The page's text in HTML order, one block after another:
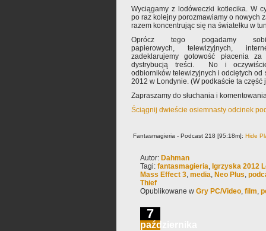
Wyciągamy z lodóweczki kotlecika. W
po raz kolejny porozmawiamy o nowych
razem koncentrując się na światełku w
Oprócz tego pogadamy
papierowych, telewizyjnych,
zadeklarujemy gotowość płacenia
dystrybucją treści. No i
odbiorników telewizyjnych i odciętych od
2012 w Londynie. (W podkaście ta część
Zapraszamy do słuchania i
Ściągnij dwieście osiemnasty odcinek
Fantasmagieria - Podcast 218 [95:18m]: Hide
Autor: Dahman
Tagi: fantasmagieria, Igrzyska 2012
Mass Effect 3, media, Neo Plus,
Thief
Opublikowane w Gry PC/Video, film,
7
października